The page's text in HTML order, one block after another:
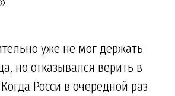
уже не мог держать
но отказывался верить в
Росси в очередной раз